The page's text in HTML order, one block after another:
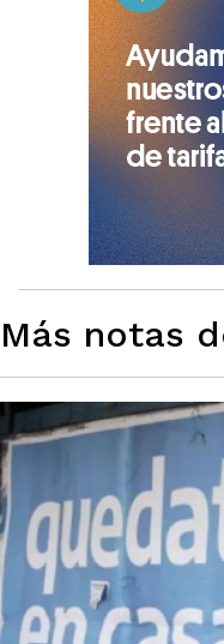
Más notas